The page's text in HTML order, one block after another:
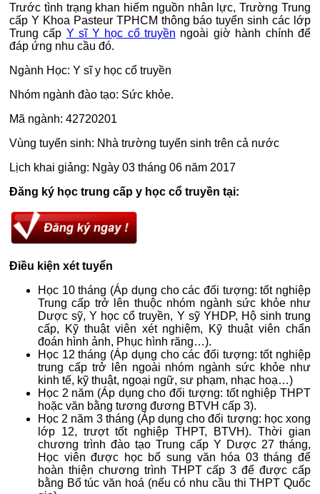
Trước tình trạng khan hiếm nguồn nhân lực, Trường Trung
cấp Y Khoa Pasteur TPHCM thông báo tuyển sinh các lớp
Trung cấp Y sĩ Y học cổ truyền ngoài giờ hành chính để
đáp ứng nhu cầu đó.
Ngành Học: Y sĩ y học cổ truyền
Nhóm ngành đào tạo: Sức khỏe.
Mã ngành: 42720201
Vùng tuyển sinh: Nhà trường tuyển sinh trên cả nước
Lịch khai giảng: Ngày 03 tháng 06 năm 2017
Đăng ký học trung cấp y học cổ truyền tại:
Điều kiện xét tuyển
Học 10 tháng (Áp dụng cho các đối tượng: tốt nghiệp
Trung cấp trở lên thuộc nhóm ngành sức khỏe như
Dược sỹ, Y học cổ truyền, Y sỹ YHDP, Hộ sinh trung
cấp, Kỹ thuật viên xét nghiệm, Kỹ thuật viên chẩn
đoán hình ảnh, Phục hình răng…).
Học 12 tháng (Áp dụng cho các đối tượng: tốt nghiệp
trung cấp trở lên ngoài nhóm ngành sức khỏe như
kinh tế, kỹ thuật, ngoại ngữ, sư phạm, nhạc hoạ…)
Học 2 năm (Áp dụng cho đối tượng: tốt nghiệp THPT
hoặc văn bằng tương đương BTVH cấp 3).
Học 2 năm 3 tháng (Áp dụng cho đối tượng: học xong
lớp 12, trượt tốt nghiệp THPT, BTVH). Thời gian
chương trình đào tạo Trung cấp Y Dược 27 tháng,
Học viên được học bổ sung văn hóa 03 tháng để
hoàn thiện chương trình THPT cấp 3 để được cấp
bằng Bổ túc văn hoá (nếu có nhu cầu thi THPT Quốc